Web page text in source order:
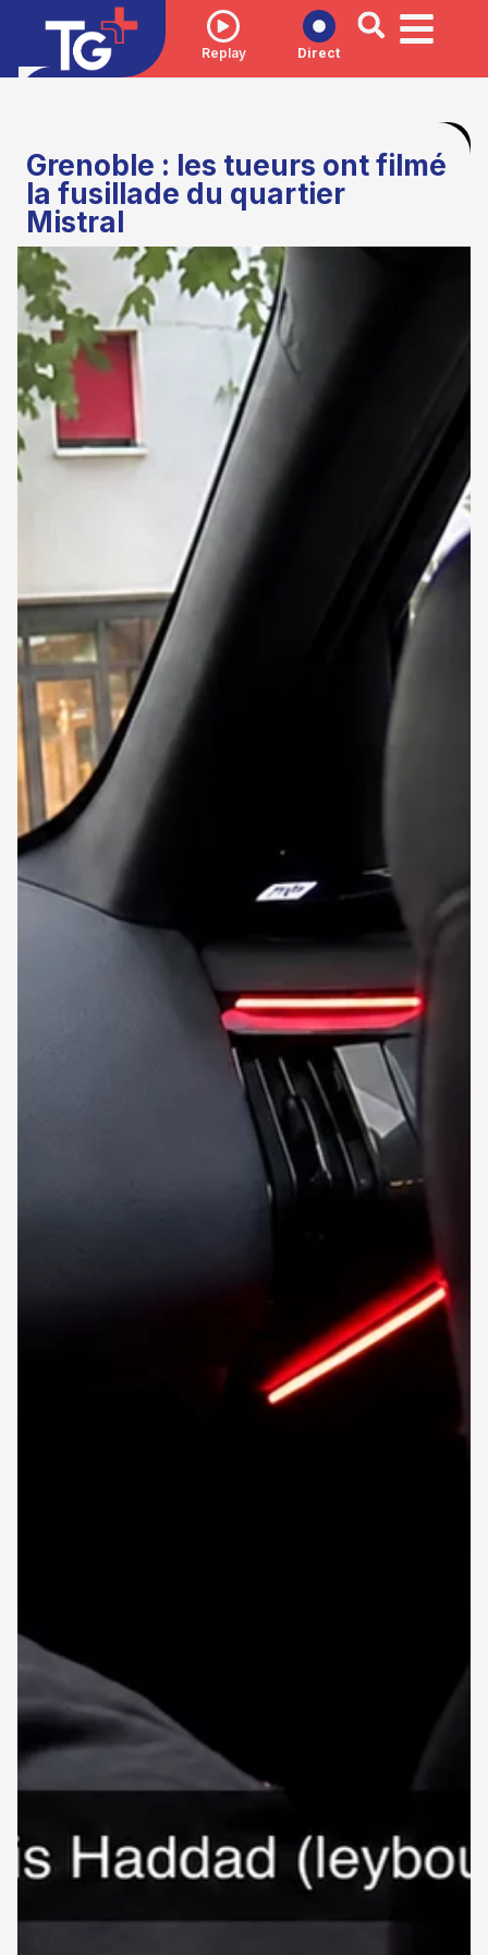
Replay Direct
Grenoble : les tueurs ont filmé
la fusillade du quartier
Mistral